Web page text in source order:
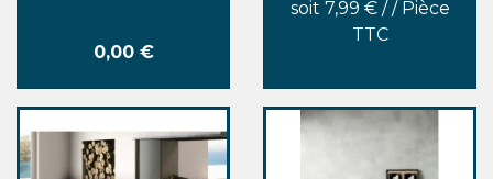
Prix
0,00 €
soit 7,99 € / / Pièce
TTC